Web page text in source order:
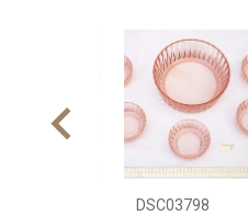
DSC03798